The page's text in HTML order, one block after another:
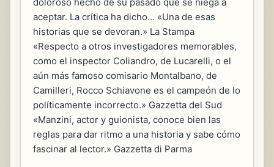
doloroso hecho de su pasado que se niega a
aceptar. La crítica ha dicho... «Una de esas
historias que se devoran.» La Stampa
«Respecto a otros investigadores memorables,
como el inspector Coliandro, de Lucarelli, o el
aún más famoso comisario Montalbano, de
Camilleri, Rocco Schiavone es el campeón de lo
políticamente incorrecto.» Gazzetta del Sud
«Manzini, actor y guionista, conoce bien las
reglas para dar ritmo a una historia y sabe cómo
fascinar al lector.» Gazzetta di Parma